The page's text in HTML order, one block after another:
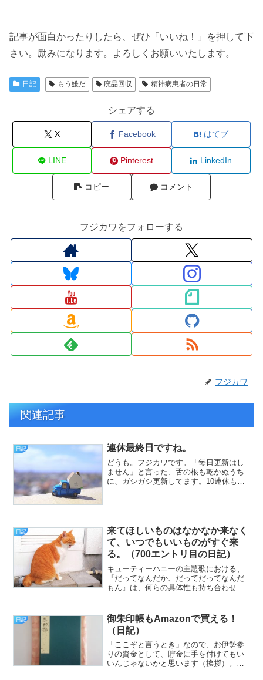
記事が面白かったりしたら、ぜひ「いいね！」を押して下
さい。励みになります。よろしくお願いいたします。
日記 もう嫌だ 廃品回収 精神病患者の日常
シェアする
X Facebook はてブ
LINE Pinterest LinkedIn
コピー コメント
フジカワをフォローする
フジカワ
関連記事
日記 連休最終日ですね。
どうも。フジカワです。「毎日更新はし
ません」と言った、舌の根も乾かぬうち
に、ガシガシ更新してます。10連休も、
日記
来てほしいものはなかなか来なく
て、いつでもいいものがすぐ来
る。（700エントリ目の日記）
キューティーハニーの主題歌における、
『だってなんだか、だってだってなんだ
もん』は、何らの具体性も持ち合わせて
郵便配達のバイクの音がしたと思った
ら、USBメモリが着弾して...
日記
御朱印帳もAmazonで買える！
（日記）
「ここぞと言うとき」なので、お伊勢参
りの資金として、貯金に手を付けてもい
いんじゃないかと思います（挨拶）。